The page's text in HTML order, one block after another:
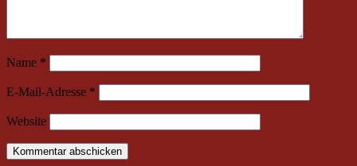
Urheberrecht© 2014–2026 Y.A.F. Young and Free Kaleb
▣